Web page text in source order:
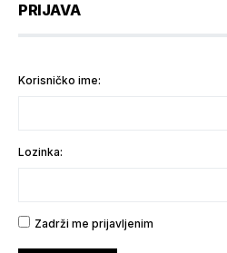
PRIJAVA
Korisničko ime:
Lozinka:
Zadrži me prijavljenim